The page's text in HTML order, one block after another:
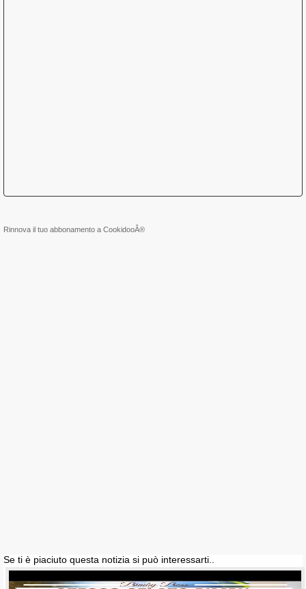
Rinnova il tuo abbonamento a CookidooÂ®
Se ti è piaciuto questa notizia si può interessarti..